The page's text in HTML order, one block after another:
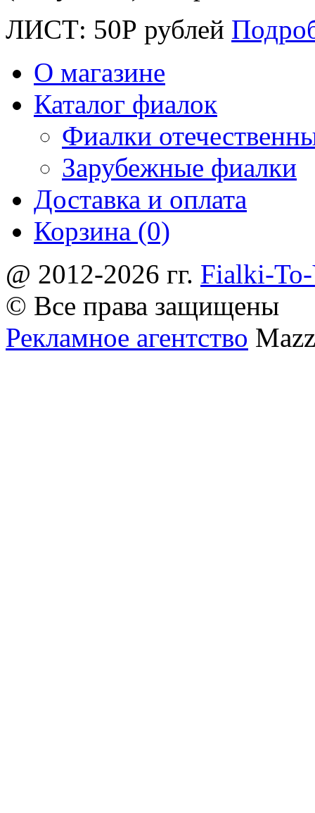
ЛИСТ: 50Р рублей
О магазине
Каталог фиалок
Фиалки
Зарубежные фиалки
Доставка и оплата
Корзина (0)
@ 2012-2026 гг. Fialki-
© Все права защищены
Рекламное агентство